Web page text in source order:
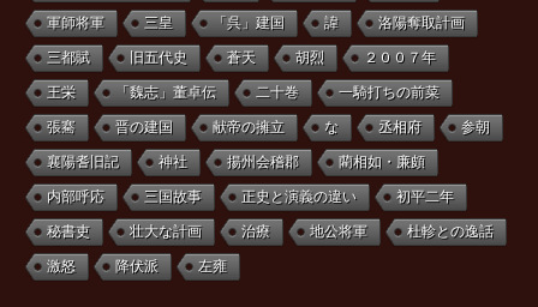
軍師将軍 三皇 「呉」建国 諱 洛陽奪取計画
三都賦 旧五代史 蒼天 胡烈 ２００７年
王栄 「魏志」董卓伝 二十巻 一騎打ちの前菜
張騫 晋の建国 献帝の擁立 な 丞相府 参朝
襄陽耆旧記 神社 揚州会稽郡 藺相如・廉頗
内部呼応 三国故事 正史と演義の違い 初平二年
秘書吏 壮大な計画 治療 地公将軍 杜軫との逸話
激怒 降伏派 左雍